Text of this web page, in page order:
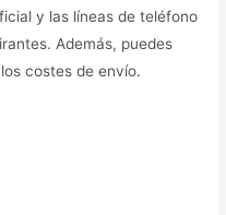
y las líneas de teléfono
Además, puedes
costes de envío.